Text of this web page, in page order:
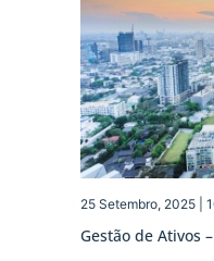
Gestão de Ativos
25 Setembro, 2025 |